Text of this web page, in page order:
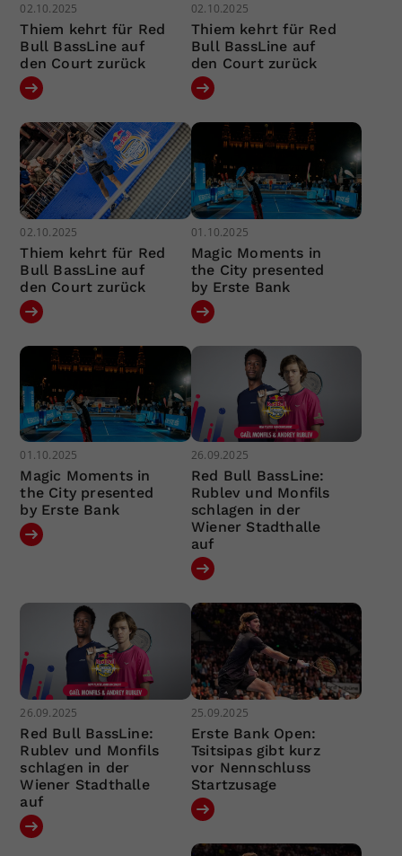
02.10.2025
Thiem kehrt für Red
Bull BassLine auf
den Court zurück
02.10.2025
Thiem kehrt für Red
Bull BassLine auf
den Court zurück
02.10.2025
Thiem kehrt für Red
Bull BassLine auf
den Court zurück
01.10.2025
Magic Moments in
the City presented
by Erste Bank
01.10.2025
Magic Moments in
the City presented
by Erste Bank
26.09.2025
Red Bull BassLine:
Rublev und Monfils
schlagen in der
Wiener Stadthalle
auf
26.09.2025
Red Bull BassLine:
Rublev und Monfils
schlagen in der
Wiener Stadthalle
auf
25.09.2025
Erste Bank Open:
Tsitsipas gibt kurz
vor Nennschluss
Startzusage